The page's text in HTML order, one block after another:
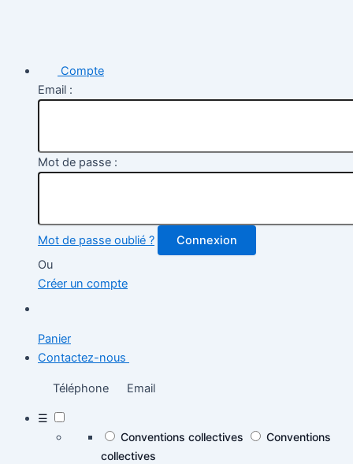
Compte
Email :
Mot de passe :
Mot de passe oublié ?
Connexion
Ou
Créer un compte
Panier
Contactez-nous
Téléphone Email
☰
Conventions collectives
Conventions
collectives